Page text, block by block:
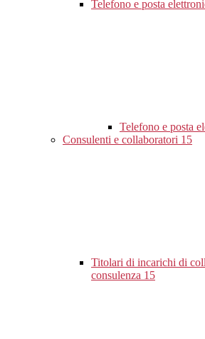
Telefono e posta
Telefono e posta
Consulenti e collaboratori 15
Titolari di incarichi di
consulenza 15